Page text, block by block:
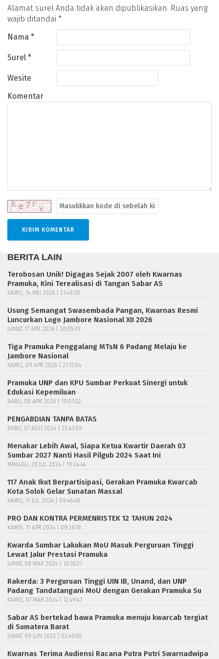
Alamat surel Anda tidak akan dipublikasikan. Ruas yang
wajib ditandai *
Nama *
Surel *
Wesite
Komentar
BERITA LAIN
Terobosan Unik! Digagas Sejak 2007 oleh Kwarnas
Pramuka, Kini Terealisasi di Tangan Sabar AS
KAMIS, 14 MEI 2026 | 21:49:30
Usung Semangat Swasembada Pangan, Kwarnas Resmi
Luncurkan Logo Jambore Nasional XII 2026
JUMAT, 17 APR 2026 | 20:05:39
Tiga Pramuka Penggalang MTsN 6 Padang Melaju ke
Jambore Nasional
KAMIS, 09 APR 2026 | 21:12:04
Pramuka UNP dan KPU Sumbar Perkuat Sinergi untuk
Edukasi Kepemiluan
RABU, 08 APR 2026 | 19:07:02
PENGABDIAN TANPA BATAS
RABU, 07 AGU 2024 | 23:43:09
Menakar Lebih Awal, Siapa Ketua Kwartir Daerah 03
Sumbar 2027 Nanti Hasil Pilgub 2024 Saat Ini
MINGGU, 28 JUL 2024 | 19:24:44
117 Anak Ikut Berpartisipasi, Gerakan Pramuka Kwarcab
Kota Solok Gelar Sunatan Massal
KAMIS, 11 JUL 2024 | 09:46:48
PRO DAN KONTRA PERMENRISTEK 12 TAHUN 2024
KAMIS, 11 APR 2024 | 09:28:18
Kwarda Sumbar Lakukan MoU Masuk Perguruan Tinggi
Lewat Jalur Prestasi Pramuka
JUMAT, 08 MAR 2024 | 10:36:21
Rakerda: 3 Perguruan Tinggi UIN IB, Unand, dan UNP
Padang Tandatangani MoU dengan Gerakan Pramuka Su
KAMIS, 07 MAR 2024 | 12:49:47
Sabar AS bertekad bawa Pramuka menuju kwarcab tergiat
di Sumatera Barat
JUMAT, 09 JUN 2023 | 03:45:00
Kwarnas Terima Audiensi Racana Putra Putri Swarnadwipa